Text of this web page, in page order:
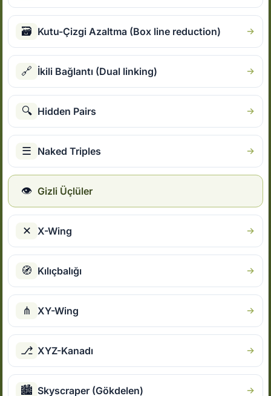
🗃 Kutu-Çizgi Azaltma (Box line reduction)
🔗 İkili Bağlantı (Dual linking)
🔍 Hidden Pairs
☰ Naked Triples
👁 Gizli Üçlüler
✕ X-Wing
🧭 Kılıçbalığı
⋔ XY-Wing
⎇ XYZ-Kanadı
🏙 Skyscraper (Gökdelen)